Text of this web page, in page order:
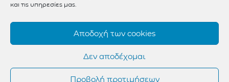
και τις υπηρεσίες μας.
Αποδοχή των cookies
Δεν αποδέχομαι
Προβολή προτιμήσεων